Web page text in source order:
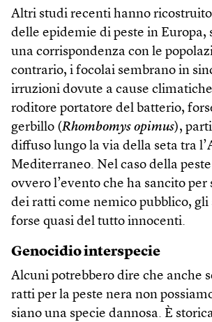
Altri studi recenti hanno
delle epidemie di peste in Europa,
una corrispondenza con le
contrario, i focolai sembrano in
irruzioni dovute a cause
roditore portatore del batterio,
gerbillo (Rhombomys opimus),
diffuso lungo la via della seta tra
Mediterraneo. Nel caso della
ovvero l’evento che ha sancito
dei ratti come nemico pubblico,
forse quasi del tutto innocenti.
Genocidio interspecie
Alcuni potrebbero dire che anche
ratti per la peste nera non
siano una specie dannosa. È